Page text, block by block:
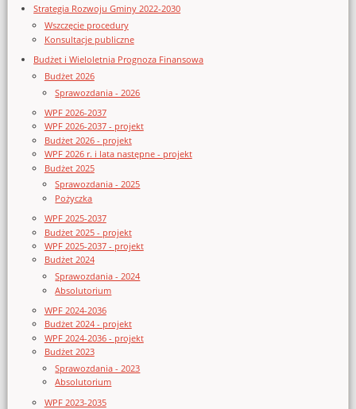
Strategia Rozwoju Gminy 2022-2030
Wszczęcie procedury
Konsultacje publiczne
Budżet i Wieloletnia Prognoza Finansowa
Budżet 2026
Sprawozdania - 2026
WPF 2026-2037
WPF 2026-2037 - projekt
Budżet 2026 - projekt
WPF 2026 r. i lata następne - projekt
Budżet 2025
Sprawozdania - 2025
Pożyczka
WPF 2025-2037
Budżet 2025 - projekt
WPF 2025-2037 - projekt
Budżet 2024
Sprawozdania - 2024
Absolutorium
WPF 2024-2036
Budżet 2024 - projekt
WPF 2024-2036 - projekt
Budżet 2023
Sprawozdania - 2023
Absolutorium
WPF 2023-2035